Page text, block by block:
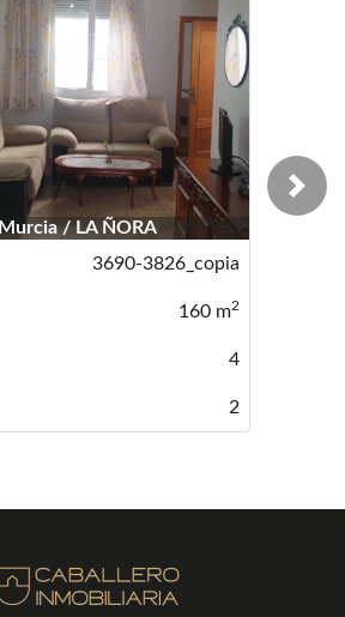
Murcia / LA ÑORA
3690-3826_copia
160 m2
4
2
Next